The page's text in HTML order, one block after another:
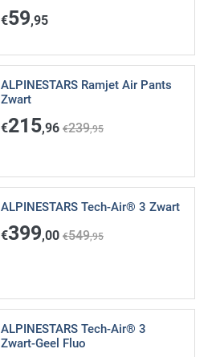
€59,95
ALPINESTARS Ramjet Air Pants
Zwart
€215,96 €239,95
ALPINESTARS Tech-Air® 3 Zwart
€399,00 €549,95
ALPINESTARS Tech-Air® 3
Zwart-Geel Fluo